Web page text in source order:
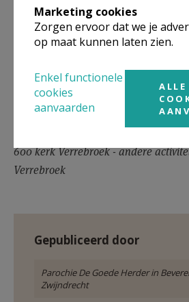
600 kerk Verrebroek - andere
Verrebroek
Gepubliceerd door
Parochie De Goede Herder in
Zwijndrecht
Marketing cookies
Zorgen ervoor dat we je
op maat kunnen laten zien.
Enkel functionele
cookies
aanvaarden
ALLE